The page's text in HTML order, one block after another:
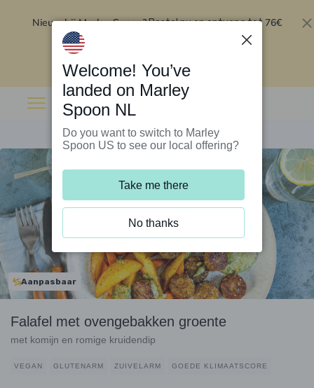
Nieuw bij Marley Spoon?Bestel nu en ontvang tot 76€
Aanpasbaar
Falafel met ovengebakken groente
met komijn en romige kruidendip
VEGAN GLUTENARM ZUIVELARM GOEDE KLIMAATSCORE
Welcome! You’ve
landed on Marley
Spoon NL
Do you want to switch to Marley
Spoon US to see our local offering?
Take me there
No thanks